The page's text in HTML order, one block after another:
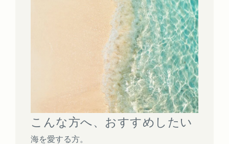
こんな方へ、おすすめしたい
海を愛する方。